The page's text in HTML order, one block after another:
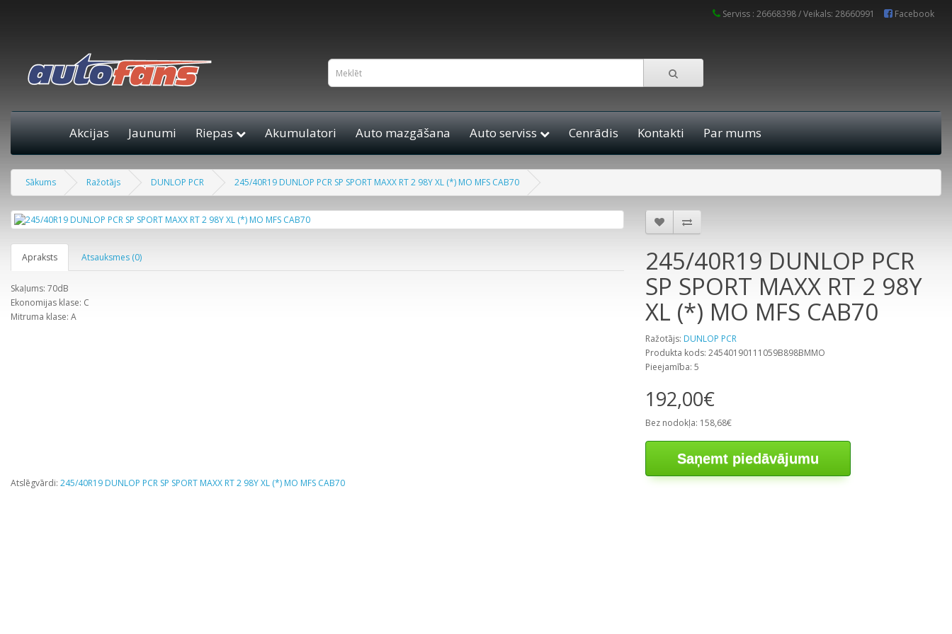
Serviss : 26668398 / Veikals: 28660991 Facebook
Akcijas Jaunumi Riepas Akumulatori Auto mazgāšana Auto serviss Cenrādis Kontakti Par mums
Sākums Ražotājs DUNLOP PCR 245/40R19 DUNLOP PCR SP SPORT MAXX RT 2 98Y XL (*) MO MFS CAB70
Apraksts Atsauksmes (0)
Skaļums: 70dB
Ekonomijas klase: C
Mitruma klase: A
245/40R19 DUNLOP PCR
SP SPORT MAXX RT 2 98Y
XL (*) MO MFS CAB70
Ražotājs: DUNLOP PCR
Produkta kods: 24540190111059B898BMMO
Pieejamība: 5
192,00€
Bez nodokļa: 158,68€
Saņemt piedāvājumu
Atslēgvārdi: 245/40R19 DUNLOP PCR SP SPORT MAXX RT 2 98Y XL (*) MO MFS CAB70